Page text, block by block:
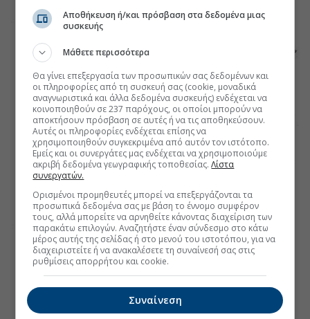
Αποθήκευση ή/και πρόσβαση στα δεδομένα μιας
συσκευής
Μάθετε περισσότερα
Θα γίνει επεξεργασία των προσωπικών σας δεδομένων και
οι πληροφορίες από τη συσκευή σας (cookie, μοναδικά
αναγνωριστικά και άλλα δεδομένα συσκευής) ενδέχεται να
κοινοποιηθούν σε 237 παρόχους, οι οποίοι μπορούν να
αποκτήσουν πρόσβαση σε αυτές ή να τις αποθηκεύσουν.
Αυτές οι πληροφορίες ενδέχεται επίσης να
χρησιμοποιηθούν συγκεκριμένα από αυτόν τον ιστότοπο.
Εμείς και οι συνεργάτες μας ενδέχεται να χρησιμοποιούμε
ακριβή δεδομένα γεωγραφικής τοποθεσίας.Λίστα
συνεργατών.
Ορισμένοι προμηθευτές μπορεί να επεξεργάζονται τα
προσωπικά δεδομένα σας με βάση το έννομο συμφέρον
τους, αλλά μπορείτε να αρνηθείτε κάνοντας διαχείριση των
παρακάτω επιλογών. Αναζητήστε έναν σύνδεσμο στο κάτω
μέρος αυτής της σελίδας ή στο μενού του ιστοτόπου, για να
διαχειριστείτε ή να ανακαλέσετε τη συναίνεσή σας στις
ρυθμίσεις απορρήτου και cookie.
Συναίνεση